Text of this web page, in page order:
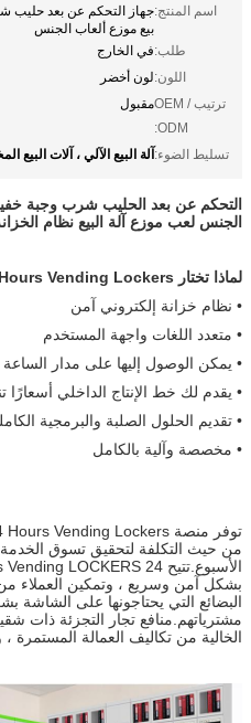
اسم المنتج:جهاز التحكم عن بعد حليب
بيع موزع ألعاب الجنس
طلب:في الخارج
اللون:لون أخضر
ترتيب OEM /
ODM:
مقبول
تسليط الضوء:آلة البيع الآلي ، آلات البيع
التحكم عن بعد الحليب شرب وجبة
الجنس لعب موزع آلة البيع نظام
لماذا تختار WINNSEN 24 Hours Vending Lockers؟
• نظام خزانة إلكتروني آمن
• متعدد اللغات واجهة المستخدم
• يمكن الوصول إليها على مدار الساعة
• يقدم لك خط الإنتاج الداخلي أسعارًا
• تقديم الحلول الصلبة والبرمجية
• مخصصة وآلية بالكامل
من حيث التكلفة لتحقيق تسوق الخدمة
بشكل آمن وسريع ، وتمكين العملاء من
البضائع التي يحتاجونها على
مشترياتهم.منافع تجار التجزئة ذات
الخالية من تكاليف العمالة المستمرة ،